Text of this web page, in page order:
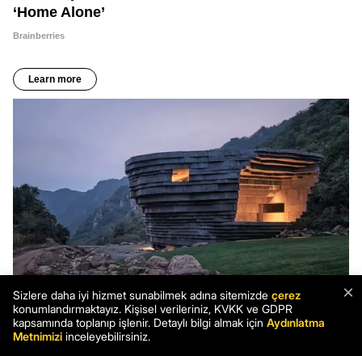
×
Sizlere daha iyi hizmet sunabilmek adına sitemizde çerez
konumlandırmaktayız. Kişisel verileriniz, KVKK ve GDPR
kapsamında toplanıp işlenir. Detaylı bilgi almak için Aydınlatma
Metnimizi inceleyebilirsiniz.